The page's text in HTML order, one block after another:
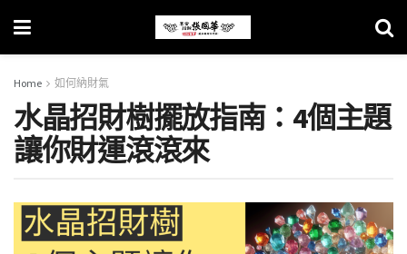
Home 如何納財氣
水晶招財樹擺放指南：4個主題
讓你財運滾滾來